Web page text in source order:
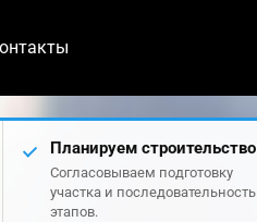
Планируем строительство
Согласовываем подготовку
участка и последовательность
этапов.